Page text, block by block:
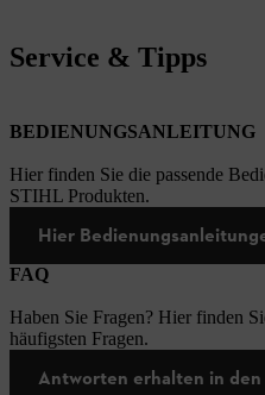
Service & Tipps
BEDIENUNGSANLEITUNG
Hier finden Sie die passende
STIHL Produkten.
Hier
FAQ
Haben Sie Fragen? Hier finden
häufigsten Fragen.
Antworten erhalten in den